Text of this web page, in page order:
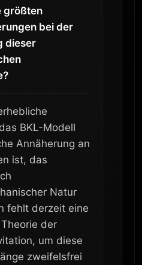
größten
bei der
dieser
BKL-Modell
Annäherung an
ist, das
Natur
fehlt derzeit eine
der
um diese
zweifelsfrei